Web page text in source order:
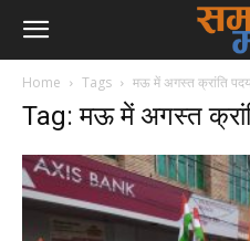
Home Tags मऊ में अगस्त क्रांति
Tag: मऊ में अगस्त